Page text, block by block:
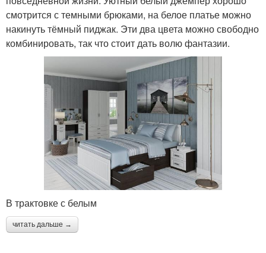
смотрится с темными брюками, на белое платье можно
накинуть тёмный пиджак. Эти два цвета можно свободно
комбинировать, так что стоит дать волю фантазии.
В трактовке с белым
читать дальше →